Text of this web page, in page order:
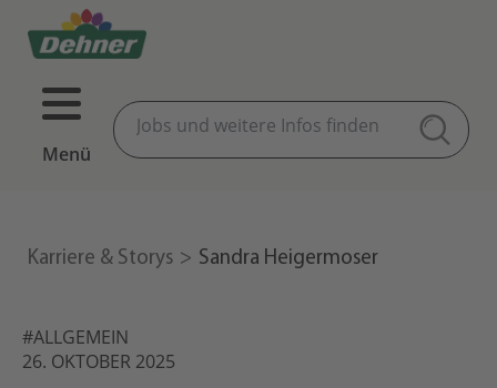
Menü
Karriere & Storys Sandra Heigermoser
#ALLGEMEIN
26. OKTOBER 2025